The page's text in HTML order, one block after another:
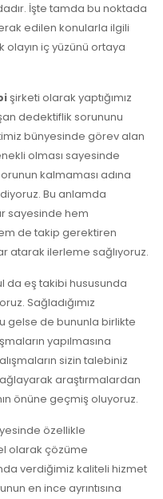
İşte tamda bu noktada
edilen konularla ilgili
iç yüzünü ortaya
şirketi olarak yaptığımız
dedektiflik sorununu
bünyesinde görev alan
olması sayesinde
kalmaması adına
Bu anlamda
sayesinde hem
de takip gerektiren
atarak ilerleme sağlıyoruz.
da eş takibi hususunda
Sağladığımız
gelse de bununla birlikte
yapılmasına
sizin talebiniz
araştırmalardan
önüne geçmiş oluyoruz.
özellikle
olarak çözüme
verdiğimiz kaliteli hizmet
en ince ayrıntısına